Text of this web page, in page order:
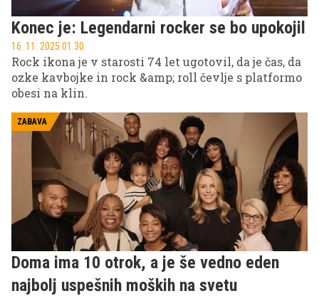
Konec je: Legendarni rocker se bo upokojil
16. 11. 2025 01.30
Rock ikona je v starosti 74 let ugotovil, da je čas, da
ozke kavbojke in rock &amp; roll čevlje s platformo
obesi na klin.
ZABAVA
Doma ima 10 otrok, a je še vedno eden
najbolj uspešnih moških na svetu